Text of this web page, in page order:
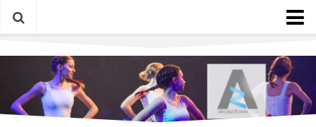
Strona główna
Stowarzyszenie „Akcja zdrowie”
Statut stowarzyszenia